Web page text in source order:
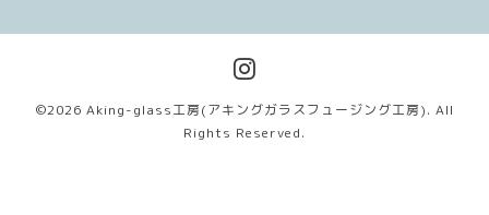
©2026 Aking-glass工房(アキングガラスフュージング工房). All
Rights Reserved.